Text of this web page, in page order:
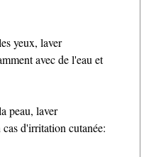
yeux, laver
avec de l'eau et
peau, laver
d'irritation cutanée: